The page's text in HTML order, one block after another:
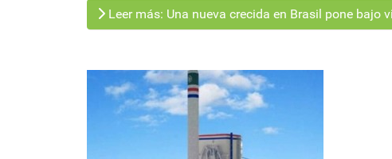
Leer más: Una nueva crecida en Brasil pone bajo